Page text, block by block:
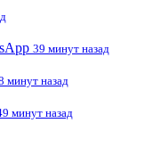
39 минут назад
минут назад
минут назад